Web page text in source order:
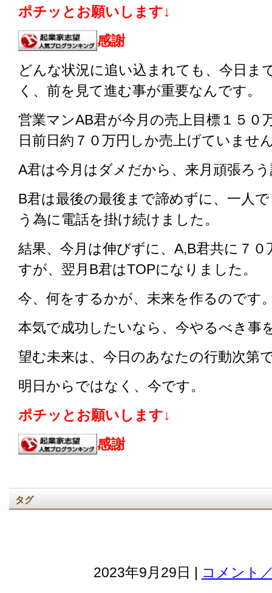
ポチッとお願いします↓
感謝
どんな状況に追い込まれても、今日ま
く、前を見て進む事が重要なんです。
営業マンAB君が今月の売上目標１５０
日前日約７０万円しか売上げていませ
A君は今月はダメだから、来月頑張ろ
B君は最後の最後まで諦めずに、一人
う為に電話を掛け続けました。
結果、今月は伸びずに、A,B君共に７
すが、翌月B君はTOPになりました。
今、何をするかが、未来を作るのです
本気で成功したいなら、今やるべき事
望む未来は、今日のあなたの行動次第
明日からではなく、今です。
ポチッとお願いします↓
感謝
タグ
2023年9月29日 | コメント